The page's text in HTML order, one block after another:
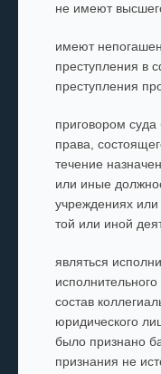
не имеют
имеют
преступления в
преступления
приговором
права,
течение
или иные
учреждениях или
той или иной
являться
состав
юридического
было признано
признания не